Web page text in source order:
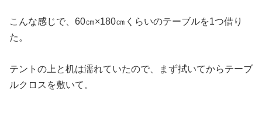
こんな感じで、60㎝×180㎝くらいのテーブルを1つ借り
た。
テントの上と机は濡れていたので、まず拭いてからテーブ
ルクロスを敷いて。